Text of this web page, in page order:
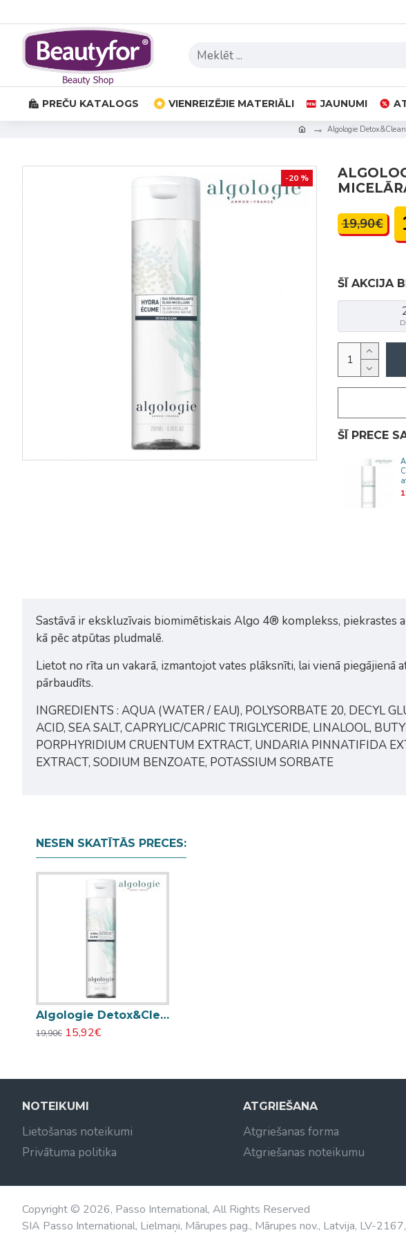
PREČU KATALOGS VIENREIZĒJIE MATERIĀLI JAUNUMI
Algologie
-20 %
ŠĪ AKCIJA
19,90€
ŠĪ PRECE
Algologie Detox&Clean Eye
Algologie Detox&Clean
Sastāvā ir ekskluzīvais biomimētiskais Algo 4® komplekss, piekrastes
kā pēc atpūtas pludmalē.
Lietot no rīta un vakarā, izmantojot vates plāksnīti, lai vienā
pārbaudīts.
INGREDIENTS : AQUA (WATER / EAU), POLYSORBATE 20, DECYL
ACID, SEA SALT, CAPRYLIC/CAPRIC TRIGLYCERIDE, LINALOOL,
PORPHYRIDIUM CRUENTUM EXTRACT, UNDARIA PINNATIFIDA
EXTRACT, SODIUM BENZOATE, POTASSIUM SORBATE
NESEN SKATĪTĀS PRECES:
Algologie Detox&Clean Oligo-Micellar Cleansing Water attīrošs micelārais ūdens 200ml
19,90€ 15,92€
NOTEIKUMI
Lietošanas noteikumi
Privātuma politika
ATGRIEŠANA
Atgriešanas forma
Atgriešanas noteikumu
Copyright © 2026, Passo International, All Rights Reserved
SIA Passo International, Lielmaņi, Mārupes pag., Mārupes nov., Latvija, LV-2167,